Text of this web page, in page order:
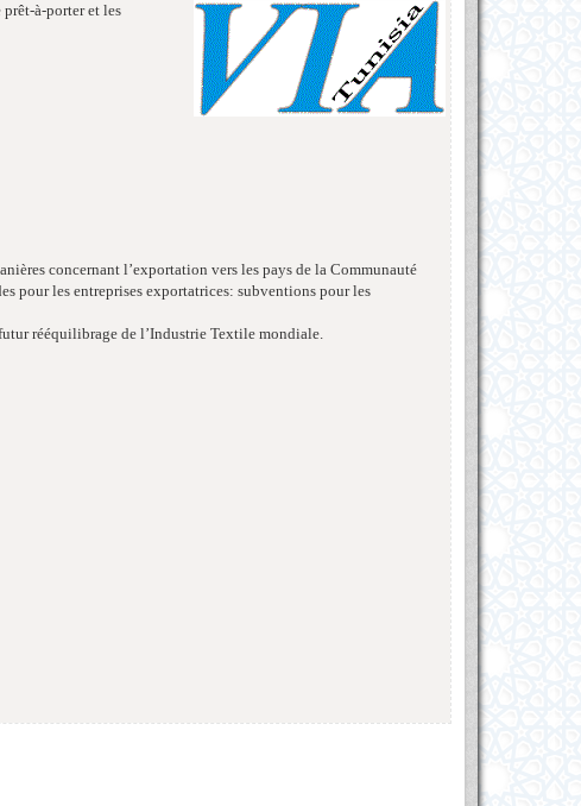
à-porter et les
concernant l’exportation vers les pays de la Communauté
pour les entreprises exportatrices: subventions pour les
rééquilibrage de l’Industrie Textile mondiale.